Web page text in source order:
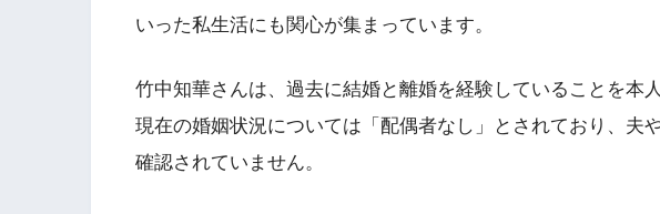
いった私生活にも関心が集まっています。
竹中知華さんは、過去に結婚と離婚を経験していることを本
現在の婚姻状況については「配偶者なし」とされており、夫
確認されていません。